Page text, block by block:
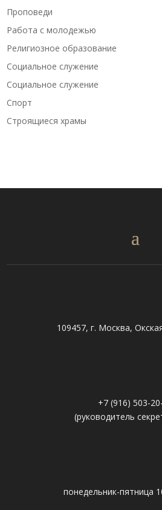
Проповеди
Работа с молодежью
Религиозное образование
Социальное служение
Социальное служение
Спорт
Строящиеся храмы
109457, г. Москва,
+7 (916) 503-
(руководитель
понедельник-пятница